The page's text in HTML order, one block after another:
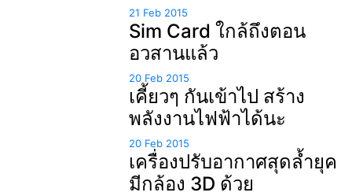
21 Feb 2015
Sim Card ใกล้ถึงตอน
อวสานแล้ว
20 Feb 2015
เคี้ยวๆ กันเข้าไป สร้าง
พลังงานไฟฟ้าได้นะ
20 Feb 2015
เครื่องปรับอากาศสุดล้ำยุค
มีกล้อง 3D ด้วย